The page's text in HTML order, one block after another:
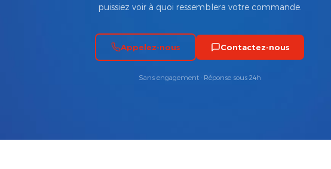
puissiez voir à quoi ressemblera votre commande.
Appelez-nous Contactez-nous
Sans engagement · Réponse sous 24h